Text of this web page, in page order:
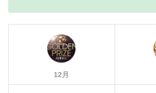
12月